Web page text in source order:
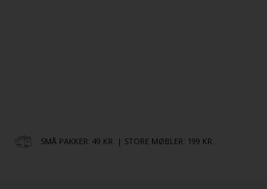
SMÅ PAKKER: 49 KR. | STORE MØBLER: 199 KR.